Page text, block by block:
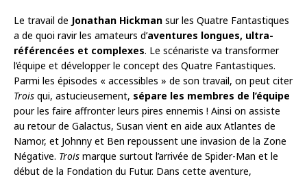
Le travail de Jonathan Hickman sur les Quatre Fantastiques
a de quoi ravir les amateurs d’aventures longues, ultra-
référencées et complexes. Le scénariste va transformer
l’équipe et développer le concept des Quatre Fantastiques.
Parmi les épisodes « accessibles » de son travail, on peut citer
Trois qui, astucieusement, sépare les membres de l’équipe
pour les faire affronter leurs pires ennemis ! Ainsi on assiste
au retour de Galactus, Susan vient en aide aux Atlantes de
Namor, et Johnny et Ben repoussent une invasion de la Zone
Négative. Trois marque surtout l’arrivée de Spider-Man et le
début de la Fondation du Futur. Dans cette aventure,